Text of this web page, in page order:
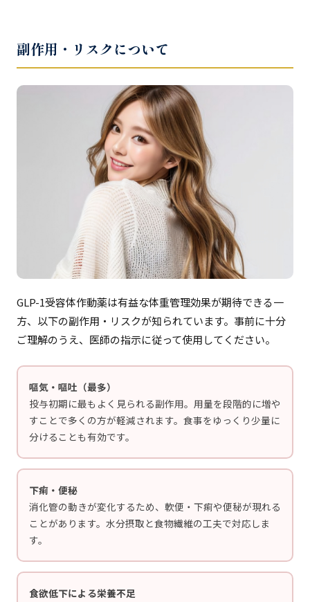
副作用・リスクについて
GLP-1受容体作動薬は有益な体重管理効果が期待できる一
方、以下の副作用・リスクが知られています。事前に十分
ご理解のうえ、医師の指示に従って使用してください。
嘔気・嘔吐（最多）
投与初期に最もよく見られる副作用。用量を段階的に増や
すことで多くの方が軽減されます。食事をゆっくり少量に
分けることも有効です。
下痢・便秘
消化管の動きが変化するため、軟便・下痢や便秘が現れる
ことがあります。水分摂取と食物繊維の工夫で対応しま
す。
食欲低下による栄養不足